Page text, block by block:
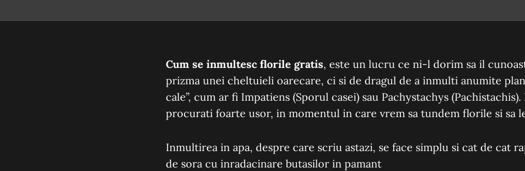
Cum se inmultesc florile gratis, este un lucru ce ni-l dorim sa il
prizma unei cheltuieli oarecare, ci si de dragul de a inmulti anumite
cale”, cum ar fi Impatiens (Sporul casei) sau Pachystachys
procurati foarte usor, in momentul in care vrem sa tundem florile si sa
Inmultirea in apa, despre care scriu astazi, se face simplu si cat de cat
de sora cu inradacinare butasilor in pamant